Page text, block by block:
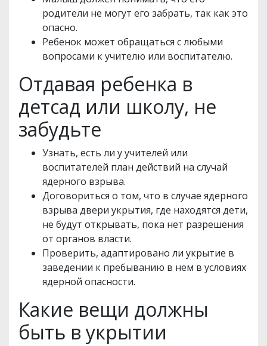
родители не могут его забрать, так как это
опасно.
Ребенок может обращаться с любыми
вопросами к учителю или воспитателю.
Отдавая ребенка в
детсад или школу, не
забудьте
Узнать, есть ли у учителей или
воспитателей план действий на случай
ядерного взрыва.
Договориться о том, что в случае ядерного
взрыва двери укрытия, где находятся дети,
не будут открывать, пока нет разрешения
от органов власти.
Проверить, адаптировано ли укрытие в
заведении к пребыванию в нем в условиях
ядерной опасности.
Какие вещи должны
быть в укрытии